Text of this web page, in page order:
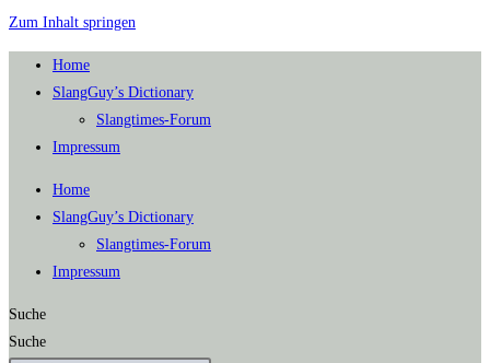
Zum Inhalt springen
Home
SlangGuy’s Dic­tion­a­ry
Slang­times-Forum
Impres­sum
Home
SlangGuy’s Dic­tion­a­ry
Slang­times-Forum
Impres­sum
Suche
Suche